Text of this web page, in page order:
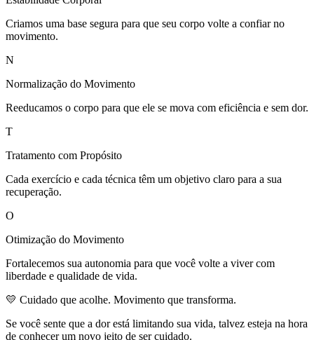
Criamos uma base segura para que seu corpo volte a confiar no
movimento.
N
Normalização do Movimento
Reeducamos o corpo para que ele se mova com eficiência e sem dor.
T
Tratamento com Propósito
Cada exercício e cada técnica têm um objetivo claro para a sua
recuperação.
O
Otimização do Movimento
Fortalecemos sua autonomia para que você volte a viver com
liberdade e qualidade de vida.
💛 Cuidado que acolhe. Movimento que transforma.
Se você sente que a dor está limitando sua vida, talvez esteja na hora
de conhecer um novo jeito de ser cuidado.